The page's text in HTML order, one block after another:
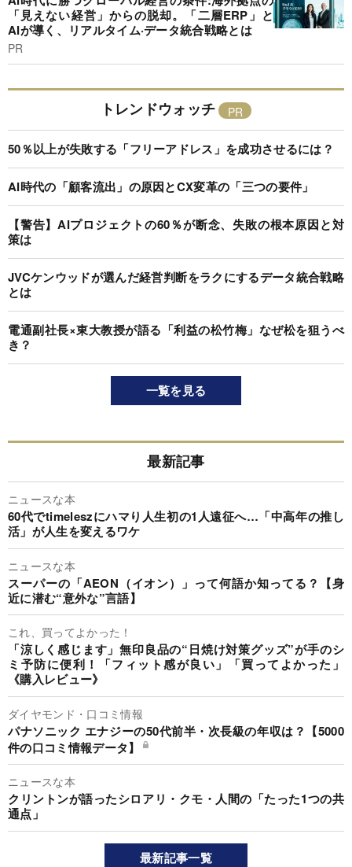
「見えない経営」からの脱却。「二層ERP」と
AIが導く、リアルタイム·データ統合戦略とは
PR
トレンドウォッチ
50％以上が失敗する「フリーアドレス」を成功させるには？
AI時代の「顧客流出」の原因とCX変革の「三つの要件」
【警告】AIプロジェクトの60％が断念、失敗の根本原因と対
策は
JVCケンウッドが選んだ経営判断をラクにするデータ統合戦略
とは
電通副社長×東大教授が語る「利益の松竹梅」なぜ松を狙うべ
き？
一覧を見る
最新記事
ニュースな本
60代でtimeleszにハマり人生初の1人遠征へ…「中高年の推し
活」が人生を変えるワケ
ニュースな本
スーパーの「AEON（イオン）」って何語か知ってる？【身
近に潜む“意外な”言語】
これ、買ってよかった！
「涼しく感じます」無印良品の“日焼け対策グッズ”が手のシ
ミ予防に便利！「フィット感が良い」「買ってよかった」
《購入レビュー》
ダイヤモンド・口コミ情報
パナソニック エナジーの50代前半・次長級の年収は？【5000
件の口コミ情報データ】
ニュースな本
クリントンが語ったシロアリ・クモ・人間の「たった1つの共
通点」
最新記事一覧